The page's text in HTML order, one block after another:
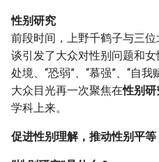
s
e
a
r
c
h
性别研究
前段时间，上野千鹤子与三
谈引发了大众对性别问题和
处境、“恐弱”、“慕强”、“自
大众目光再一次聚焦在性别
学科上来。
促进性别理解，推动性别平等